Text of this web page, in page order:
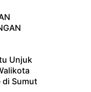
Unjuk
di Sumut